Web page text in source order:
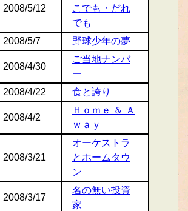
2008/5/12
こでも・だれ
でも
2008/5/7 野球少年の夢
2008/4/30
ご当地ナンバ
ー
2008/4/22 食と誇り
2008/4/2
Ｈｏｍｅ ＆ Ａ
ｗａｙ
2008/3/21
オーケストラ
とホームタウ
ン
2008/3/17
名の無い投資
家